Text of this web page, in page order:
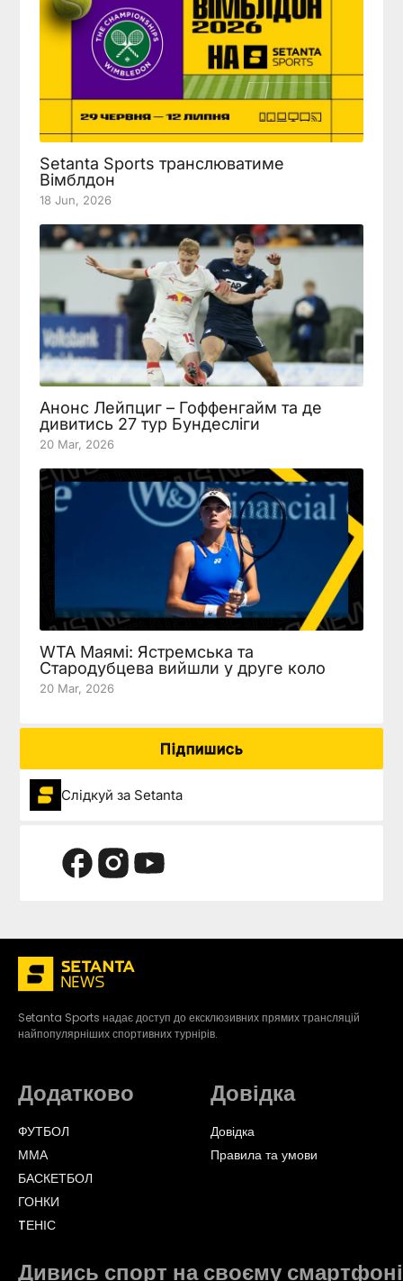
Setanta Sports транслюватиме
Вімблдон
18 Jun, 2026
Анонс Лейпциг – Гоффенгайм та де
дивитись 27 тур Бундесліги
20 Mar, 2026
WTA Маямі: Ястремська та
Стародубцева вийшли у друге коло
20 Mar, 2026
Підпишись
Слідкуй за Setanta
Setanta Sports надає доступ до ексклюзивних прямих трансляцій
найпопулярніших спортивних турнірів.
Додатково
ФУТБОЛ
ММА
БАСКЕТБОЛ
ГОНКИ
TЕНІС
Довідка
Довідка
Правила та умови
Дивись спорт на своєму смартфоні